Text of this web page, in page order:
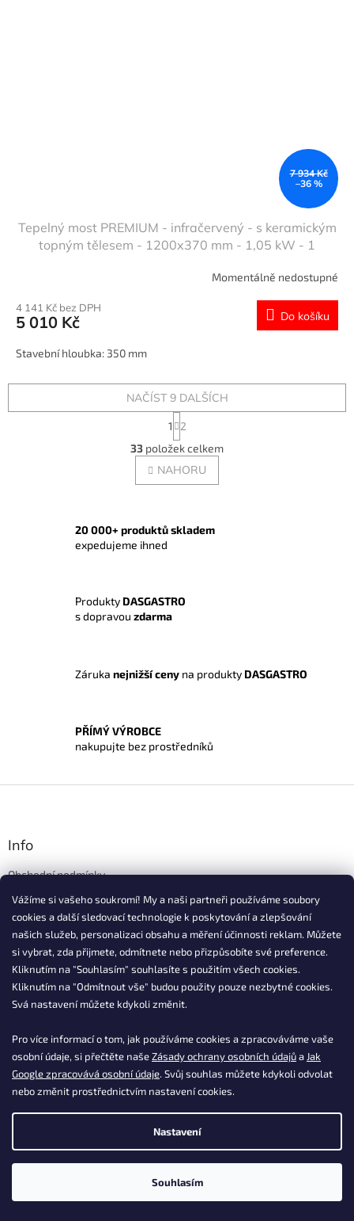
Vážíme si vašeho soukromí! My a naši partneři používáme soubory
cookies a další sledovací technologie k poskytování a zlepšování
našich služeb, personalizaci obsahu a měření účinnosti reklam. Můžete
si vybrat, zda přijmete, odmítnete nebo přizpůsobíte své preference.
Kliknutím na "Souhlasím" souhlasíte s použitím všech cookies.
Kliknutím na "Odmítnout vše" budou použity pouze nezbytné cookies.
Svá nastavení můžete kdykoli změnit.
Pro více informací o tom, jak používáme cookies a zpracováváme vaše
osobní údaje, si přečtěte našeZásady ochrany osobních údajůa Jak
Google zpracovává osobní údaje. Svůj souhlas můžete kdykoli odvolat
nebo změnit prostřednictvím nastavení cookies.
Nastavení
Souhlasím
7 934 Kč
–36 %
Tepelný most PREMIUM - infračervený - s keramickým
topným tělesem - 1200x370 mm - 1,05 kW - 1
Momentálně nedostupné
4 141 Kč bez DPH
5 010 Kč Do košíku
Stavební hloubka: 350 mm
O
v
l
á
c
k
i
NAČÍST 9 DALŠÍCH
S
t
r
á
n
k
á
n
1
2
33 položek celkem
NAHORU
20 000+ produktů skladem
expedujeme ihned
Produkty DASGASTRO
s dopravou zdarma
Záruka nejnižší ceny na produkty DASGASTRO
PŘÍMÝ VÝROBCE
nakupujte bez prostředníků
Z
í
Info
Obchodní podmínky
Doprava a platba
Podmínky ochrany osobních údajů
Reklamace
Vrácení zboží, odstoupení od smlouvy
Kontakty
Postup nákupu ESSOX
Časté dotazy k produktům
Vaše časté dotazy
Kontakt
+420 477 577 382